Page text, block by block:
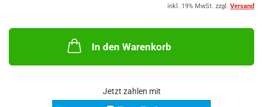
inkl. 19% MwSt. zzgl. Versand
In den Warenkorb
Jetzt zahlen mit